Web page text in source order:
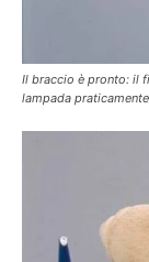
Il braccio è pronto: il
lampada